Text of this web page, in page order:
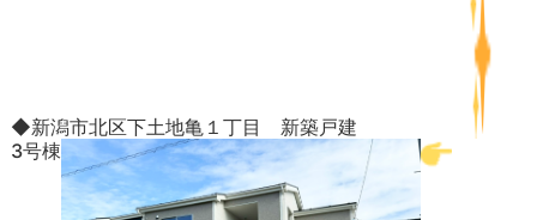
◆新潟市北区下土地亀１丁目 新築戸建
3号棟